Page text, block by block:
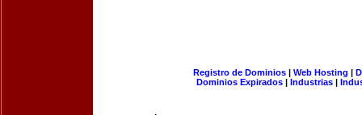
Registro de Dominios| Web Hosting |
Dominios Expirados | Industrias |